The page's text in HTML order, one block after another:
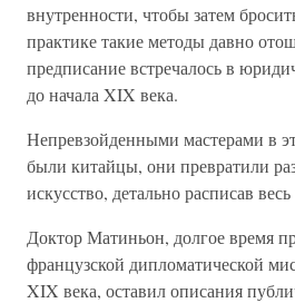
внутренности, чтобы затем
практике такие методы давно
предписание встречалось в
до начала XIX века.
Непревзойденными мастерами в
были китайцы, они превратили
искусство, детально расписав
Доктор Матиньон, долгое время
французской дипломатической
XIX века, оставил описания